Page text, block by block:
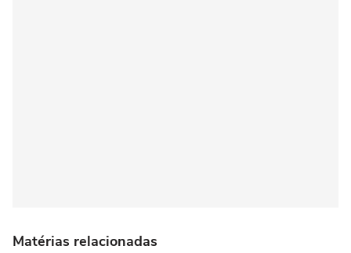
Matérias relacionadas